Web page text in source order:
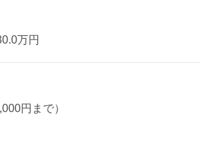
万円
円まで）